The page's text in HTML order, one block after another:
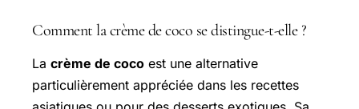
Comment la crème de coco se distingue-t-elle ?
La crème de coco est une alternative
particulièrement appréciée dans les recettes